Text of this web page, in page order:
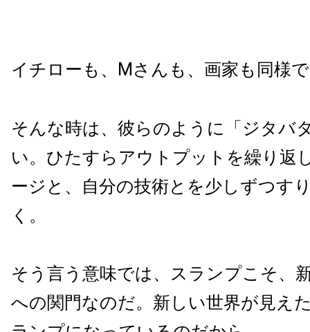
イチローも、Mさんも、画家も同様
そんな時は、彼らのように「ジタバ
い。ひたすらアウトプットを繰り返
ージと、自分の技術とを少しずつす
く。
そう言う意味では、スランプこそ、
への関門なのだ。新しい世界が見え